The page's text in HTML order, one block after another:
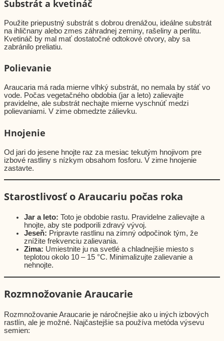
Substrát a kvetináč
Použite priepustný substrát s dobrou drenážou, ideálne substrát
na ihličnany alebo zmes záhradnej zeminy, rašeliny a perlitu.
Kvetináč by mal mať dostatočné odtokové otvory, aby sa
zabránilo preliatiu.
Polievanie
Araucaria má rada mierne vlhký substrát, no nemala by stáť vo
vode. Počas vegetačného obdobia (jar a leto) zalievajte
pravidelne, ale substrát nechajte mierne vyschnúť medzi
polievaniami. V zime obmedzte zálievku.
Hnojenie
Od jari do jesene hnojte raz za mesiac tekutým hnojivom pre
izbové rastliny s nízkym obsahom fosforu. V zime hnojenie
zastavte.
Starostlivosť o Araucariu počas roka
Jar a leto: Toto je obdobie rastu. Pravidelne zalievajte a
hnojte, aby ste podporili zdravý vývoj.
Jeseň: Pripravte rastlinu na zimný odpočinok tým, že
znížite frekvenciu zalievania.
Zima: Umiestnite ju na svetlé a chladnejšie miesto s
teplotou okolo 10 – 15 °C. Minimalizujte zalievanie a
nehnojte.
Rozmnožovanie Araucarie
Rozmnožovanie Araucarie je náročnejšie ako u iných izbových
rastlín, ale je možné. Najčastejšie sa používa metóda výsevu
semien: